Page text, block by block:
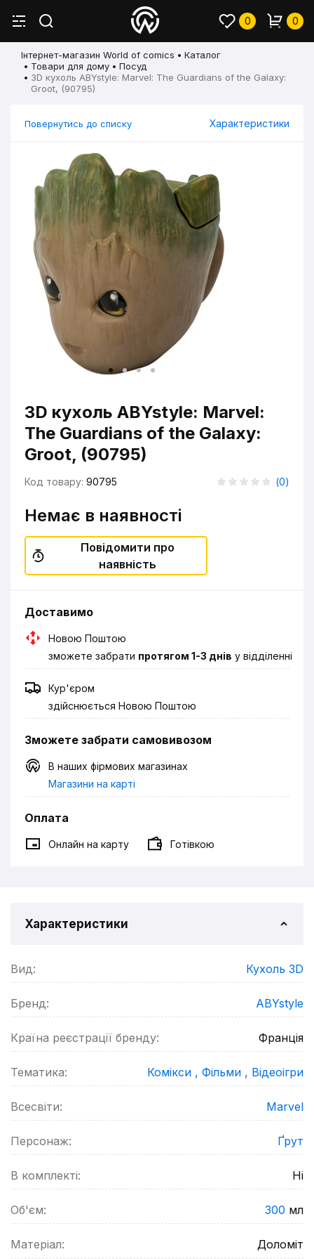
0 0
Інтернет-магазин World of comics
Каталог
Товари для дому
Посуд
3D кухоль ABYstyle: Marvel: The Guardians of the Galaxy:
Groot, (90795)
Повернутись до списку Характеристики
3D кухоль ABYstyle: Marvel:
The Guardians of the Galaxy:
Groot, (90795)
Код товару: 90795 (0)
Немає в наявності
Повідомити про
наявність
Доставимо
Новою Поштою
зможете забрати протягом 1-3 днів у відділенні
Кур'єром
здійснюється Новою Поштою
Зможете забрати самовивозом
В наших фірмових магазинах
Магазини на карті
Оплата
Онлайн на карту Готівкою
Характеристики
Вид: Кухоль 3D
Бренд: ABYstyle
Країна реєстрації бренду: Франція
Тематика: Комікси , Фільми , Відеоігри
Всесвіти: Marvel
Персонаж: Ґрут
В комплекті: Ні
Об'єм: 300 мл
Матеріал: Доломіт